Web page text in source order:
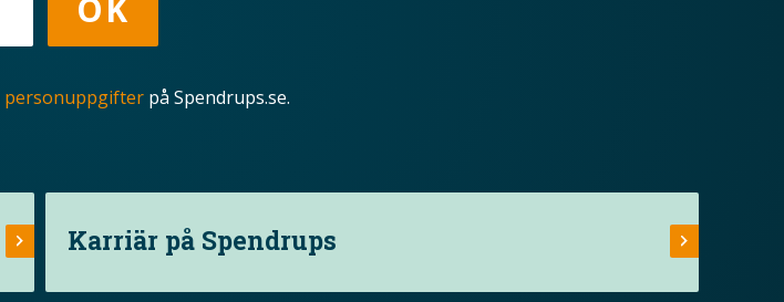
personuppgifter på Spendrups.se.
Karriär på Spendrups